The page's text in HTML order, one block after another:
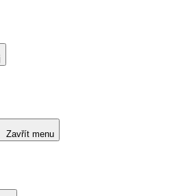
Zavřít menu